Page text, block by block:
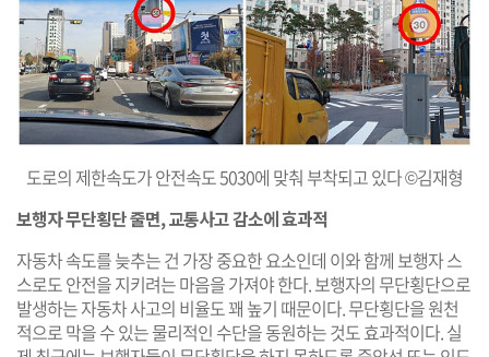
도로의 제한속도가 안전속도 5030에 맞춰 부착되고 있다 ©김재형
보행자 무단횡단 줄면, 교통사고 감소에 효과적
자동차 속도를 늦추는 건 가장 중요한 요소인데 이와 함께 보행자 스
스로도 안전을 지키려는 마음을 가져야 한다. 보행자의 무단횡단으로
발생하는 자동차 사고의 비율도 꽤 높기 때문이다. 무단횡단을 원천
적으로 막을 수 있는 물리적인 수단을 동원하는 것도 효과적이다. 실